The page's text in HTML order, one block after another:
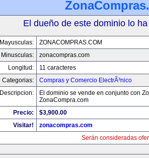
El dueño de este dominio lo
Mayusculas:
ZONACOMPRAS.COM
Minusculas:
zonacompras.com
Longitud:
11 caracteres
Categorias:
Compras y Comercio ElectrÃ³nico
Descripcion:
El dominio se vende en conjunto con
ZonaCompra.com
Precio:
$3,900.00
Visitar!
zonacompras.com
Serán consideradas